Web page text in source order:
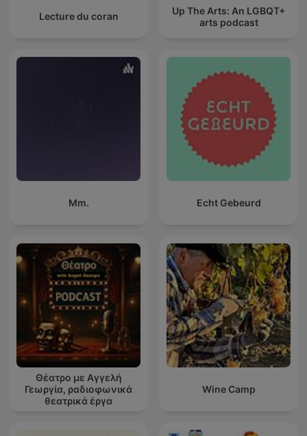
Lecture du coran
Up The Arts: An LGBQT+
arts podcast
Mm. Echt Gebeurd
Θέατρο με Αγγελή
Γεωργία, ραδιοφωνικά
θεατρικά έργα
Wine Camp